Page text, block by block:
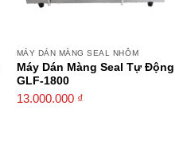
MÁY DÁN MÀNG SEAL NHÔM
Máy Dán Màng Seal Tự Động
GLF-1800
13.000.000 ₫